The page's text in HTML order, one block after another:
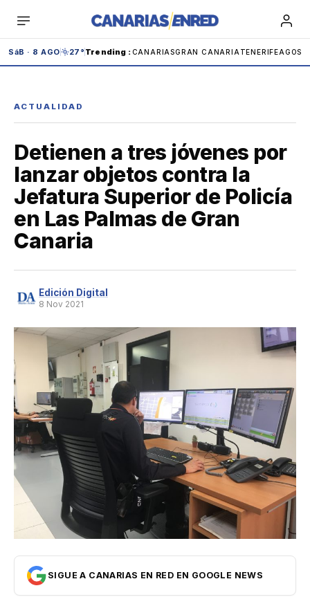
contenido
SáB · 8 AGO 27° Trending :CANARIASGRAN CANARIA TENERIFE
Carolina Marín
Andrómeda Anaga Adeje Cabildo
España
Economía
Opinión
Cultura
ACTUALIDAD
Detienen a tres jóvenes por
lanzar objetos contra la
Jefatura Superior de Policía
en Las Palmas de Gran
Canaria
Edición Digital
8 Nov 2021
SIGUE A CANARIAS EN RED EN GOOGLE NEWS